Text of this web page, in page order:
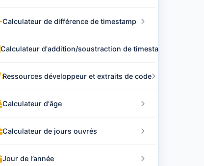
Calculateur de différence de timestamp
Calculateur d'addition/soustraction de timestamp
Ressources développeur et extraits de code
Calculateur d'âge
Calculateur de jours ouvrés
Jour de l’année